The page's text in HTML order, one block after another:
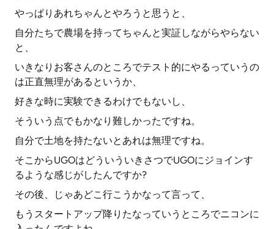
やっぱりあれちゃんとやろうと思うと、
自分たちで農場を持ってちゃんと実証しながらやらない
と、
いきなりお客さんのところでテスト的にやるっていうの
は正直無理があるというか、
好きな時に実験できるわけでもないし、
そういう点でもかなり難しかったですね。
自分で土地を持たないとあれは無理ですね。
そこからUGOはどういういきさつでUGOにジョインす
るような感じがしたんですか?
その後、じゃあどこ行こうかなって言って、
もうスタートアップ降りたなっていうところでニコンに